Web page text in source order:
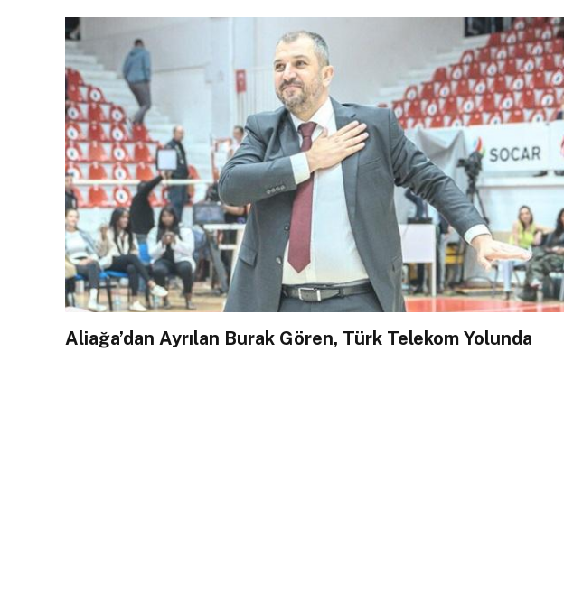
Aliağa’dan Ayrılan Burak Gören, Türk Telekom Yolunda